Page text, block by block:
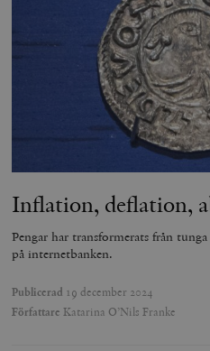
Inflation, deflation,
Pengar har transformerats från
på internetbanken.
Publicerad 19 december 2024
Författare Katarina O’Nils Franke